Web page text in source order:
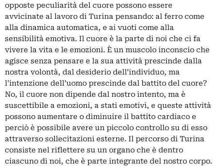
opposte peculiarità del cuore possono essere
avvicinate al lavoro di Turina pensando: al ferro come
alla dinamica automatica, e ai vuoti come alla
sensibilità emotiva. Il cuore è la parte di noi che ci fa
vivere la vita e le emozioni. È un muscolo inconscio che
agisce senza pensare e la sua attività prescinde dalla
nostra volontà, dal desiderio dell’individuo, ma
l’intenzione dell’uomo prescinde dal battito del cuore?
No, il cuore non dipende dal nostro intento, ma è
suscettibile a emozioni, a stati emotivi, e queste attività
possono aumentare o diminuire il battito cardiaco e
perciò è possibile avere un piccolo controllo su di esso
attraverso sollecitazioni esterne. Il percorso di Turina
consiste nel riflettere su un organo che è dentro
ciascuno di noi, che è parte integrante del nostro corpo.